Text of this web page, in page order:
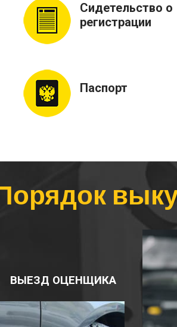
Сидетельство о
регистрации
Паспорт
ВЫЕЗД ОЦЕНЩИКА